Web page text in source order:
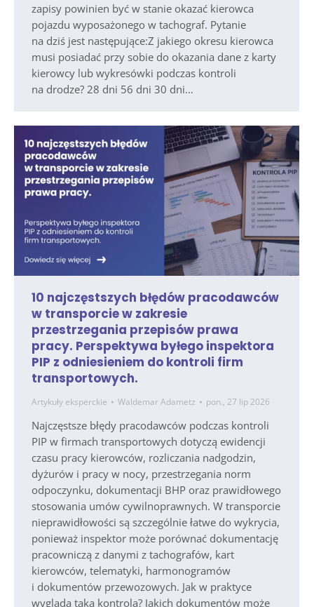
zapisy powinien być w stanie okazać kierowca
pojazdu wyposażonego w tachograf. Pytanie
na dziś jest następujące:Z jakiego okresu kierowca
musi posiadać przy sobie do okazania dane z karty
kierowcy lub wykresówki podczas kontroli
na drodze? 28 dni 56 dni 30 dni…
10 najczęstszych błędów pracodawców
w transporcie w zakresie
przestrzegania przepisów prawa
pracy. Perspektywa byłego inspektora
PIP z odniesieniem do kontroli firm
transportowych.
Artykuły eksperckie Waldemar Adametz pon., 27 lip 2026
Najczęstsze błędy pracodawców podczas kontroli
PIP w firmach transportowych dotyczą ewidencji
czasu pracy kierowców, rozliczania nadgodzin,
dyżurów i pracy w nocy, przestrzegania norm
odpoczynku, dokumentacji BHP oraz prawidłowego
stosowania umów cywilnoprawnych. W transporcie
nieprawidłowości są szczególnie łatwe do wykrycia,
ponieważ inspektor może porównać dokumentację
pracowniczą z danymi z tachografów, kart
kierowców, telematyki, harmonogramów
i dokumentów przewozowych. Jak w praktyce
wygląda taka kontrola? Jakich dokumentów może